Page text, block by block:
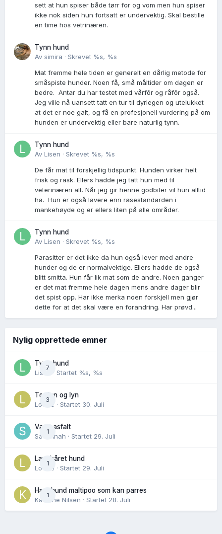
sett at hun spiser både tørr for og vom men hun spiser
ikke nok siden hun fortsatt er undervektig. Skal bestille
en time hos vetrinæren.
Tynn hund
Av simira · Skrevet %s, %s
Mat fremme hele tiden er generelt en dårlig metode for
småspiste hunder. Noen få, små måltider om dagen er
bedre. Antar du har testet med vårfôr og råfôr også.
Jeg ville nå uansett tatt en tur til dyrlegen og utelukket
at det er noe galt, og få en profesjonell vurdering på om
hunden er undervektig eller bare naturlig tynn.
Tynn hund
Av Lisen · Skrevet %s, %s
De får mat til forskjellig tidspunkt. Hunden virker helt
frisk og rask. Ellers hadde jeg tatt hun med til
veterinæren alt. Når jeg gir henne godbiter vil hun alltid
ha. Hun er også lavere enn rasestandarden i
mankehøyde og er ellers liten på alle områder.
Tynn hund
Av Lisen · Skrevet %s, %s
Parasitter er det ikke da hun også lever med andre
hunder og de er normalvektige. Ellers hadde de også
blitt smitta. Hun får lik mat som de andre. Noen ganger
er det mat fremme hele dagen mens andre dager blir
det spist opp. Har ikke merka noen forskjell men gjør
dette for at det skal være en forandring. Har prøvd...
Nylig opprettede emner
7
Tynn hund
Lisen
· Startet %s, %s
3
Torden og lyn
Lovise · Startet 30. Juli
1
Varm asfalt
Savannah · Startet 29. Juli
1
Langhåret hund
Lovise · Startet 29. Juli
1
Hannhund maltipoo som kan parres
Karoline Nilsen · Startet 28. Juli